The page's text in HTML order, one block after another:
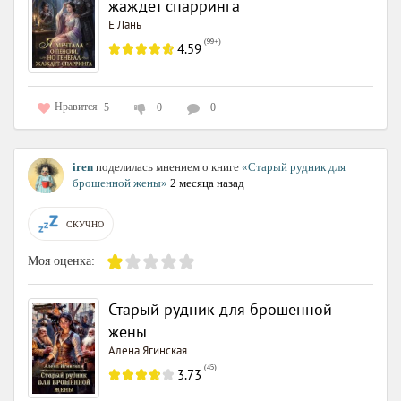
жаждет спарринга
Е Лань
4.59 (99+)
Нравится 5 0 0
iren поделилась мнением о книге «Старый рудник для
брошенной жены» 2 месяца назад
СКУЧНО
Моя оценка:
Старый рудник для брошенной
жены
Алена Ягинская
3.73 (45)